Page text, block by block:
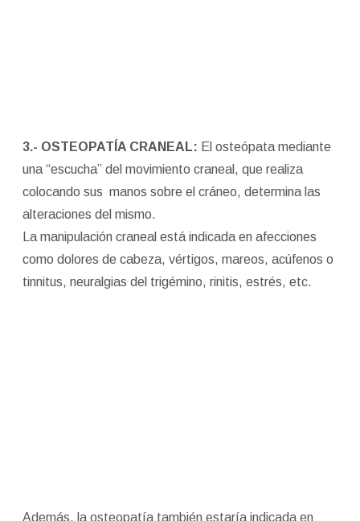
3.- OSTEOPATÍA CRANEAL: El osteópata mediante
una “escucha” del movimiento craneal, que realiza
colocando sus manos sobre el cráneo, determina las
alteraciones del mismo.
La manipulación craneal está indicada en afecciones
como dolores de cabeza, vértigos, mareos, acúfenos o
tinnitus, neuralgias del trigémino, rinitis, estrés, etc.
Además, la osteopatía también estaría indicada en